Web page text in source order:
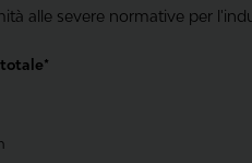
alle severe normative per